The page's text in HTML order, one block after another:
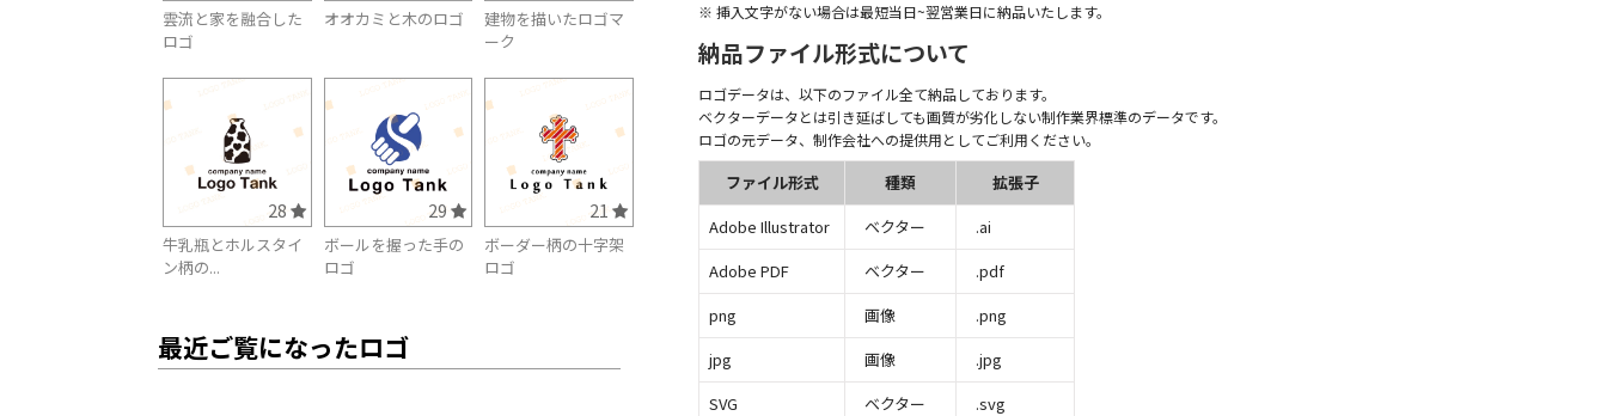
雲流と家を融合した
ロゴ
オオカミと木のロゴ
建物を描いたロゴマ
ーク
28
牛乳瓶とホルスタイ
ン柄の...
29
ボールを握った手の
ロゴ
21
ボーダー柄の十字架
ロゴ
最近ご覧になったロゴ
※ 挿入文字がない場合は最短当日~翌営業日に納品いたします。
納品ファイル形式について
ロゴデータは、以下のファイル全て納品しております。
ベクターデータとは引き延ばしても画質が劣化しない制作業界標準のデータです。
ロゴの元データ、制作会社への提供用としてご利用ください。
ファイル形式 種類
拡張子
Adobe Illustrator
ベクター
.ai
Adobe PDF
ベクター
.pdf
png
画像
.png
jpg
画像
.jpg
SVG
ベクター .svg